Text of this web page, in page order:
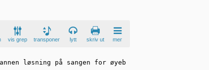
vis grep transponer lytt skriv ut mer
løsning på sangen for øyeblikket. Verdt et